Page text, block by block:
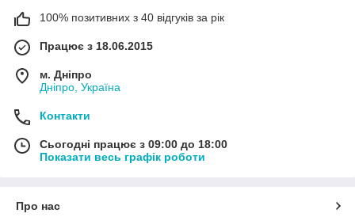
100% позитивних з 40 відгуків за рік
Працює з 18.06.2015
м. Дніпро
Дніпро, Україна
Контакти
Сьогодні працює з 09:00 до 18:00
Показати весь графік роботи
Про нас